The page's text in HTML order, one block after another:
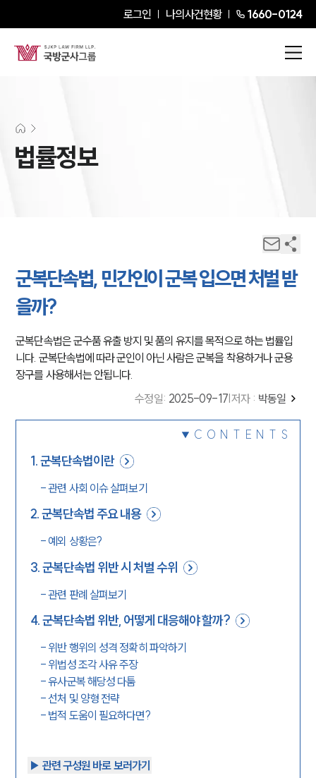
로그인 나의사건현황 1660-0124
법률정보
군복단속법, 민간인이 군복 입으면 처벌 받
을까?
군복단속법은 군수품 유출 방지 및 품의 유지를 목적으로 하는 법률입
니다. 군복단속법에 따라 군인이 아닌 사람은 군복을 착용하거나 군용
장구를 사용해서는 안됩니다.
수정일: 2025-09-17 저자 : 박동일
CONTENTS
1.군복단속법이란
-관련 사회 이슈 살펴보기
2.군복단속법 주요 내용
- 예외 상황은?
3.군복단속법 위반 시 처벌 수위
-관련 판례 살펴보기
4.군복단속법 위반, 어떻게 대응해야 할까?
- 위반 행위의 성격 정확히 파악하기
- 위법성 조각 사유 주장
-유사군복 해당성 다툼
-선처 및 양형 전략
- 법적 도움이 필요하다면?
▶︎ 관련 구성원 바로 보러가기